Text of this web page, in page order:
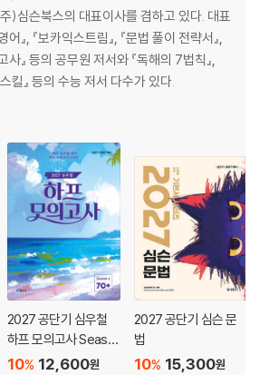
RV
p.p.
p.p.
쓰임새
어 특강
휘
)심슨북스의 대표이사를 겸하고 있다. 대표
』, 『보카익스트림』, 『문법 풀이 전략서』,
사』 등의 공무원 저서와 『독해의 7법칙』,
스킬』 등의 수능 저서 다수가 있다.
2027 공단기 심우철
하프 모의고사 Seaso
n 1: 70+12,600원
10%
2027 공단기 심슨 문
법
15,300원
10%